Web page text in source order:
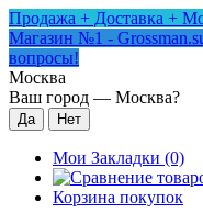
Продажа + Доставка +
Магазин №1 -
вопросы!
Москва
Ваш город — Москва?
Мои Закладки (0)
Корзина покупок